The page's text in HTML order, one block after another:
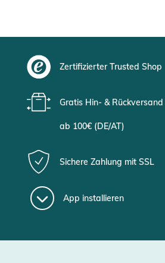
Zertifizierter Trusted Shop
Gratis Hin- & Rückversand
ab 100€ (DE/AT)
Sichere Zahlung mit SSL
App installieren